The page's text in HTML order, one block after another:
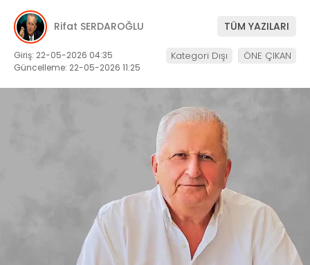
Rifat SERDAROĞLU TÜM YAZILARI
Giriş: 22-05-2026 04:35
Güncelleme: 22-05-2026 11:25
Kategori Dışı ÖNE ÇIKAN